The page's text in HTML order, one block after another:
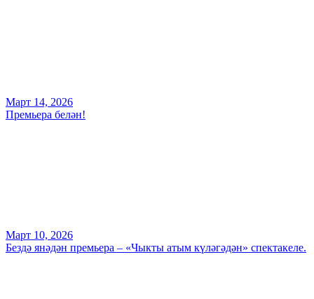
Март 14, 2026
Премьера белән!
Март 10, 2026
Бездә янәдән премьера – «Чыкты атым күләгәдән» спектакеле.